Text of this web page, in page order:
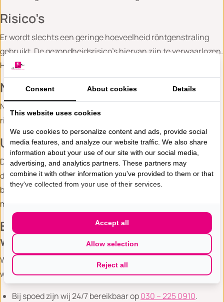
Risico’s
Er wordt slechts een geringe hoeveelheid röntgenstraling
gebruikt. De gezondheidsrisico’s hiervan zijn te verwaarlozen.
Het onderzoek heeft geen bijwerkingen.
Na het onderzoek
Na het onderzoek kunt u zelfstandig naar huis. De
rijvaardigheid wordt niet beïnvloed.
Uitslag
De uitkomsten van dit onderzoek worden doorgaans nog
dezelfde dag door de Radioloog beoordeeld en aan uw
behandelend arts doorgegeven. Deze bespreekt de uitslag
met u tijdens een vervolgafspraak.
Bij vragen of zorgen: laat het ons
weten
Wij staan voor u klaar. Het is belangrijk dat u het ons laat
weten als u vragen heeft of zich zorgen maakt.
Bij spoed zijn wij 24/7 bereikbaar op030 – 225 0910.
Consent About cookies Details
This website uses cookies
We use cookies to personalize content and ads, provide social
media features, and analyze our website traffic. We also share
information about your use of our site with our social media,
advertising, and analytics partners. These partners may
combine it with other information you've provided to them or that
they've collected from your use of their services.
Reject all
Allow selection
Accept all